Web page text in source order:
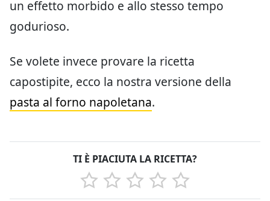
un effetto morbido e allo stesso tempo
godurioso.
Se volete invece provare la ricetta
capostipite, ecco la nostra versione della
pasta al forno napoletana.
TI È PIACIUTA LA RICETTA?